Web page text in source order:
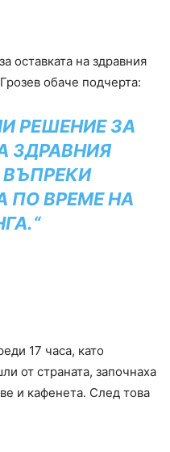
оставката на здравния
обаче подчерта:
РЕШЕНИЕ ЗА
ЗДРАВНИЯ
ПО ВРЕМЕ НА
17 часа, като
от страната, започнаха
и кафенета. След това